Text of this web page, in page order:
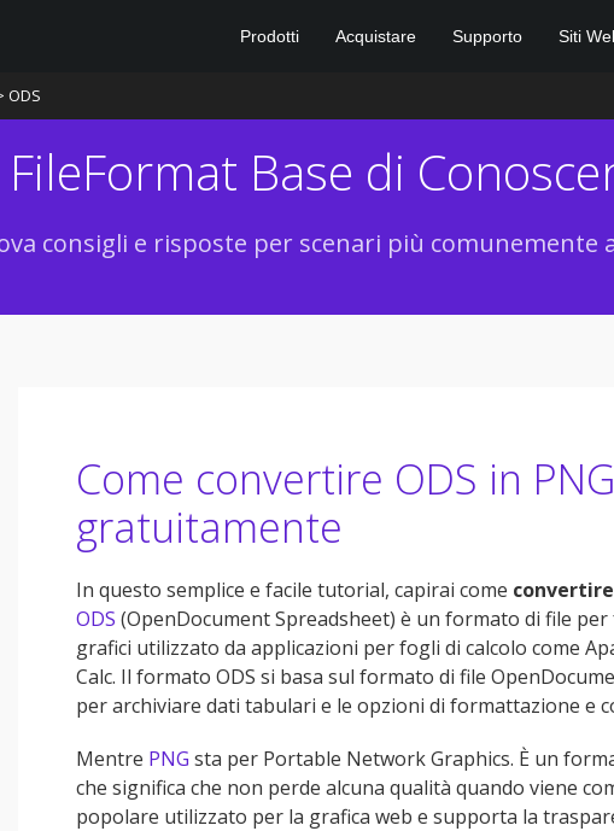
Prodotti Acquistare Supporto Siti
ODS
FileFormat Base di
consigli e risposte per scenari più comunemente
Come convertire ODS in
gratuitamente
In questo semplice e facile tutorial, capirai come convertire
ODS (OpenDocument Spreadsheet) è un formato di file
grafici utilizzato da applicazioni per fogli di calcolo come
Calc. Il formato ODS si basa sul formato di file
per archiviare dati tabulari e le opzioni di formattazione e
Mentre PNG sta per Portable Network Graphics. È un
che significa che non perde alcuna qualità quando viene
popolare utilizzato per la grafica web e supporta la